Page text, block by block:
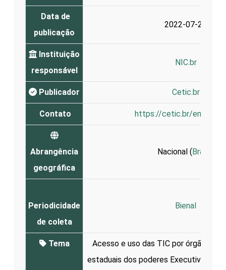
Data de
publicação
2022-07-26
Instituição
responsável
NIC.br
Publicador Cetic.br
Contato https://cetic.br/en/
Abrangência
geográfica
Nacional (Brasil
Periodicidade
de coleta
Bienal
Tema
Acesso e uso das TIC por órgãos
estaduais dos poderes Executivo,